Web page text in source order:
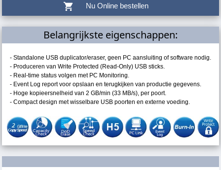
shopping_cart Nu Online bestellen
Belangrijkste eigenschappen:
- Standalone USB duplicator/eraser, geen PC aansluiting of software nodig.
- Produceren van Write Protected (Read-Only) USB sticks.
- Real-time status volgen met PC Monitoring.
- Event Log report voor opslaan en terugkijken van productie gegevens.
- Hoge kopieersnelheid van 2 GB/min (33 MB/s), per poort.
- Compact design met wisselbare USB poorten en externe voeding.